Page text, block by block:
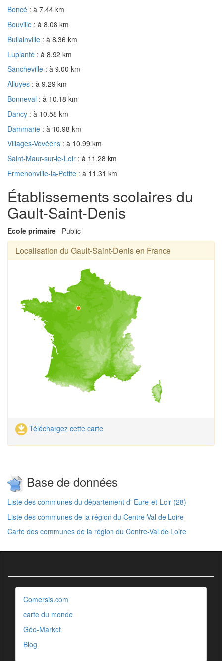
Boncé : à 7.44 km
Bouville : à 8.08 km
Bullainville : à 8.36 km
Luplanté : à 8.92 km
Sancheville : à 9.00 km
Alluyes : à 9.29 km
Bonneval : à 10.18 km
Dancy : à 10.58 km
Dammarie : à 10.98 km
Villages-Vovéens : à 10.99 km
Saint-Maur-sur-le-Loir : à 11.28 km
Ermenonville-la-Petite : à 11.31 km
Établissements scolaires du
Gault-Saint-Denis
Ecole primaire - Public
Localisation du Gault-Saint-Denis en France
Téléchargez cette carte
Base de données
Liste des communes du département d' Eure-et-Loir (28)
Liste des communes de la région du Centre-Val de Loire
Carte des communes de la région du Centre-Val de Loire
Comersis.com
carte du monde
Géo-Market
Blog